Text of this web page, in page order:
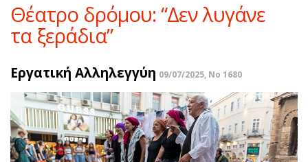
Θέατρο δρόμου: “Δεν λυγάνε
τα ξεράδια”
Εργατική Αλληλεγγύη 09/07/2025, No 1680